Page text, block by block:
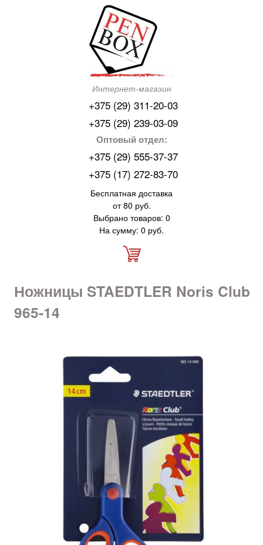
Интернет-магазин
+375 (29) 311-20-03
+375 (29) 239-03-09
Оптовый отдел:
+375 (29) 555-37-37
+375 (17) 272-83-70
Бесплатная доставка
от 80 руб.
Выбрано товаров: 0
На сумму: 0 руб.
Ножницы STAEDTLER Noris Club
965-14